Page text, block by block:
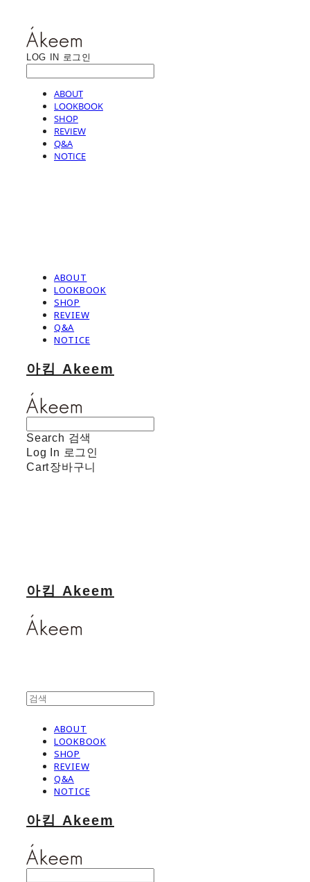
LOG IN 로그인
ABOUT
LOOKBOOK
SHOP
REVIEW
Q&A
NOTICE
ABOUT
LOOKBOOK
SHOP
REVIEW
Q&A
NOTICE
아킴 Akeem
Search 검색
Log In 로그인
Cart장바구니
아킴 Akeem
ABOUT
LOOKBOOK
SHOP
REVIEW
Q&A
NOTICE
아킴 Akeem